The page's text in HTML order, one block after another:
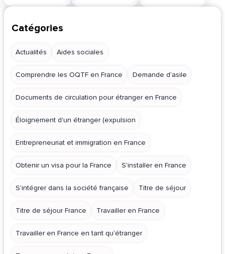
Catégories
Actualités Aides sociales
Comprendre les OQTF en France Demande d'asile
Documents de circulation pour étranger en France
Éloignement d'un étranger (expulsion
Entrepreneuriat et immigration en France
Obtenir un visa pour la France S'installer en France
S'intégrer dans la société française Titre de séjour
Titre de séjour France Travailler en France
Travailler en France en tant qu'étranger